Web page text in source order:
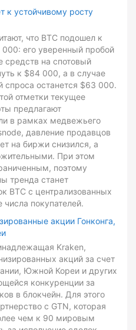
к устойчивому росту
что BTC подошел к
его уверенный пробой
средств на спотовый
к $84 000, а в случае
спроса останется $63 000.
отметки текущее
предлагают
в рамках медвежьего
давление продавцов
на биржи снизился, а
При этом
поэтому
тренда станет
BTC с централизованных
покупателей.
акции Гонконга,
Kraken,
акций за счет
Южной Кореи и других
конкуренции за
в блокчейн. Для этого
с GTN, которая
чем к 90 мировым